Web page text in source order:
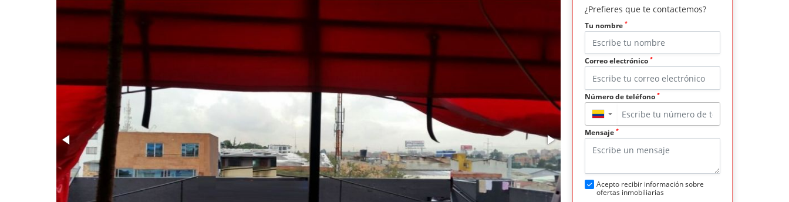
¿Prefieres que te contactemos?
Tu nombre *
Correo electrónico *
Número de teléfono *
▼
Mensaje *
Acepto recibir información sobre
ofertas inmobiliarias